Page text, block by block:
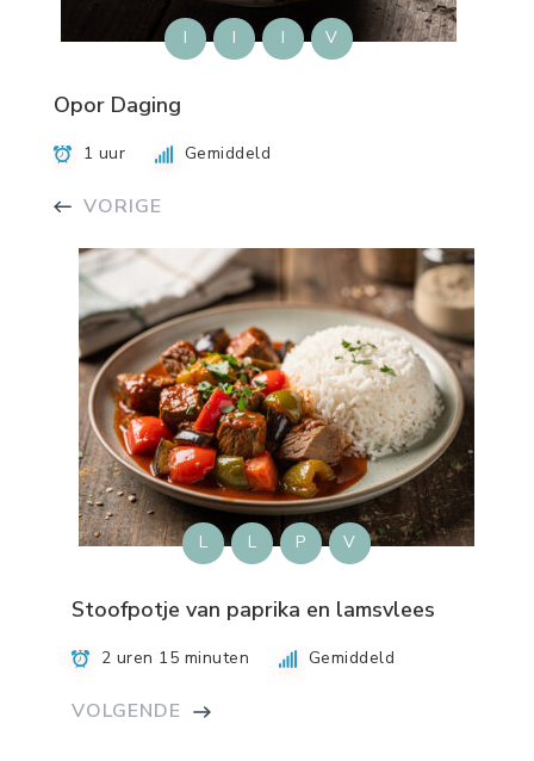
I I I V
Opor Daging
1 uur Gemiddeld
VORIGE
L L P V
Stoofpotje van paprika en lamsvlees
2 uren 15 minuten Gemiddeld
VOLGENDE